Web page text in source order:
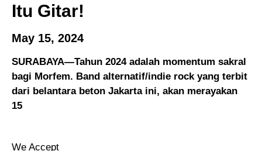
Itu Gitar!
May 15, 2024
SURABAYA—Tahun 2024 adalah momentum sakral
bagi Morfem. Band alternatif/indie rock yang terbit
dari belantara beton Jakarta ini, akan merayakan
15
We Accept